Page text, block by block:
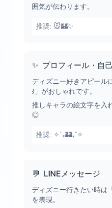
囲気が伝わります。
推奨: 🐭🏰✨
✨ プロフィール・自
ディズニー好きアピール
꒱」がおしゃれです。
推しキャラの絵文字を入
◎
推奨: ✧˚₊🏰₊˚✧
💬 LINEメッセージ
ディズニー行きたい時は
を表現。